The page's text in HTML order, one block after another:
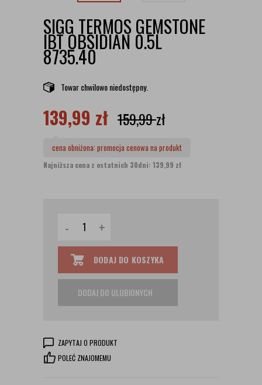
SIGG TERMOS GEMSTONE
IBT OBSIDIAN 0.5L
8735.40
Towar chwilowo niedostępny.
139,99 zł 159,99zł
cena obniżona: promocja cenowa na produkt
Najniższa cena z ostatnich 30dni: 139,99 zł
- +
DODAJ DO KOSZYKA
DODAJ DO ULUBIONYCH
ZAPYTAJ O PRODUKT
POLEĆ ZNAJOMEMU